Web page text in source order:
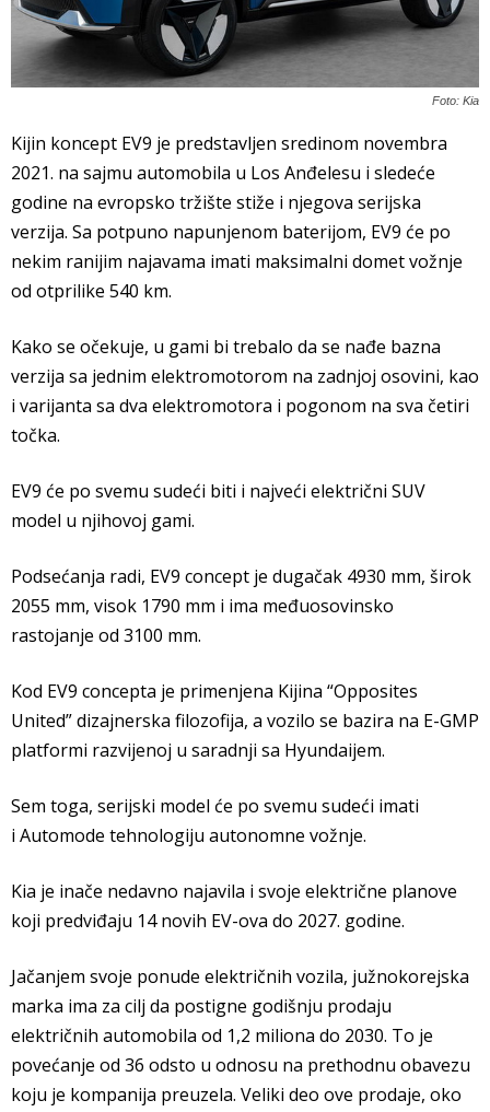
Foto: Kia
Kijin koncept EV9 je predstavljen sredinom novembra
2021. na sajmu automobila u Los Anđelesu i sledeće
godine na evropsko tržište stiže i njegova serijska
verzija. Sa potpuno napunjenom baterijom, EV9 će po
nekim ranijim najavama imati maksimalni domet vožnje
od otprilike 540 km.
Kako se očekuje, u gami bi trebalo da se nađe bazna
verzija sa jednim elektromotorom na zadnjoj osovini, kao
i varijanta sa dva elektromotora i pogonom na sva četiri
točka.
EV9 će po svemu sudeći biti i najveći električni SUV
model u njihovoj gami.
Podsećanja radi, EV9 concept je dugačak 4930 mm, širok
2055 mm, visok 1790 mm i ima međuosovinsko
rastojanje od 3100 mm.
Kod EV9 concepta je primenjena Kijina “Opposites
United” dizajnerska filozofija, a vozilo se bazira na E-GMP
platformi razvijenoj u saradnji sa Hyundaijem.
Sem toga, serijski model će po svemu sudeći imati
i Automode tehnologiju autonomne vožnje.
Kia je inače nedavno najavila i svoje električne planove
koji predviđaju 14 novih EV-ova do 2027. godine.
Jačanjem svoje ponude električnih vozila, južnokorejska
marka ima za cilj da postigne godišnju prodaju
električnih automobila od 1,2 miliona do 2030. To je
povećanje od 36 odsto u odnosu na prethodnu obavezu
koju je kompanija preuzela. Veliki deo ove prodaje, oko